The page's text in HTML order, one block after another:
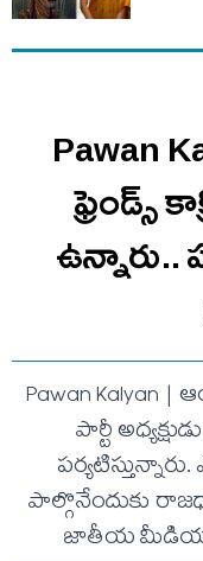
Pawan
ఫ్రెండ్స్
ఉన్నారు..
Pawan Kalyan |
పార్టీ
పాల్గొనేందుకు
జాతీయ మీడియాకు